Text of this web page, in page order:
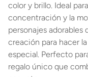
color y brillo. Ideal
concentración y la
personajes adorables
creación para hacer
especial. Perfecto
regalo único que